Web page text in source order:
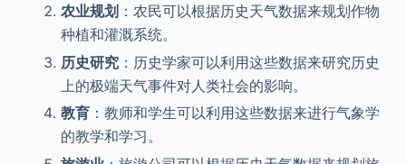
农业规划：农民可以根据历史天气数据来规划作物
种植和灌溉系统。
历史研究：历史学家可以利用这些数据来研究历史
上的极端天气事件对人类社会的影响。
教育：教师和学生可以利用这些数据来进行气象学
的教学和学习。